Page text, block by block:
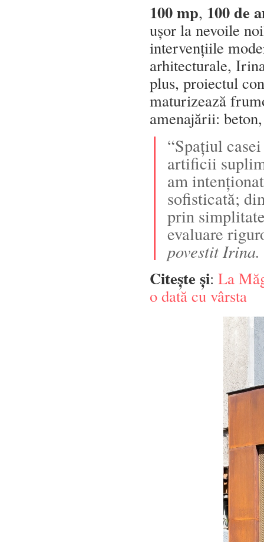
100 mp, 100 de
ușor la nevoile
intervențiile
arhitecturale,
plus, proiectul
maturizează
amenajării:
“Spațiul
artificii
am
sofisticată;
prin
evaluare
povestit
Citește și: La
o dată cu vârsta